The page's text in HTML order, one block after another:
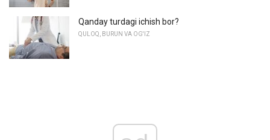
Qanday turdagi ichish bor?
QULOQ, BURUN VA OG'IZ